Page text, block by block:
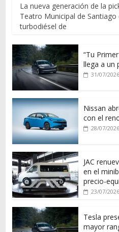
La nueva generación de la
Teatro Municipal de
turbodiésel de
“Tu
llega a un
31/07/2026
Nissan
con el
28/07/2026
JAC
en el
precio-
23/07/2026
Tesla
mayor